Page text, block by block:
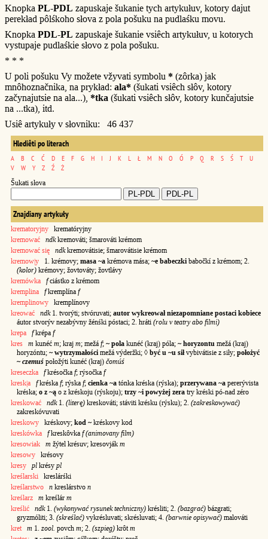
Knopka PL-PDL zapuskaje šukanie tych artykułuv, kotory dajut
perekład pôlśkoho słova z pola pošuku na pudlaśku movu.
Knopka PDL-PL zapuskaje šukanie vsiêch artykułuv, u kotorych
vystupaje pudlaśkie słovo z pola pošuku.
* * *
U poli pošuku Vy možete vžyvati symbolu * (zôrka) jak
mnôhoznačnika, na prykład: ala* (šukati vsiêch słôv, kotory
začynajutsie na ala...), *tka (šukati vsiêch słôv, kotory kunčajutsie
na ...tka), itd.
Usiê artykuły v słovniku: 46 437
Hlediêti po literach
A B C Ć D E F G H I J K L Ł M N O Ó P Q R S Ś T
U
V
W Y Z Ź Ż
Šukati słova
Znajdiany artykuły
krematoryjny krematóryjny
kremować
ndkkremováti; šmarováti krémom
kremować się
ndkkremovátisie; šmarovátisie krémom
kremow|y 1. krémovy; masa ~a krémova mása; ~e babeczki babočkí z krémom; 2.
(kolor) krémovy; žovtováty; žovtlávy
kremówka
fciástko z krémom
kremplina
fkremplína f
kremplinowy kremplínovy
kreować
ndk1. tvorýti; stvóruvati; autor wykreował niezapomniane postaci kobiece
áutor stvorýv nezabývny žénśki póstaci; 2. hráti (rolu v teatry abo filmi)
krepa
fkrépa f
kres
m kunéć m; kraj m; mežá f; ~ pola kunéć (kraj) póla; ~ horyzontu mežá (kraj)
horyzóntu; ~ wytrzymałości mežá výderžki; ◊ być u ~u siłvybivátisie z siły; położyć
~ czemuś połožýti kunéć (kraj) čomúś
kreseczka
fkrésočka f; rýsočka f
kresk|a
fkréska f; rýska f; cienka ~a tónka kréska (rýska); przerywana ~a pererývista
kréska; o z ~ą o z kréskoju (rýskoju); trzy ~i powyżej zera try kréski pó-nad zéro
kreskować
ndk1. (literę) kreskováti; stáviti krésku (rýsku); 2. (zakreskowywać)
zakreskóvuvati
kreskowy kréskovy; kod ~ kréskovy kod
kreskówka
fkreskôvka f (animovany film)
kresowiak
m žýtel krésuv; kresovják m
kresowy krésovy
kresy
pl krésy pl
kreślarski kreslárśki
kreślarstwo
n kreslárstvo n
kreślarz
m kreślár m
kreślić
ndk1. (wykonywać rysunek techniczny) krésliti; 2. (bazgrać) bázgrati;
gryzmóliti; 3. (skreślać) vykrésluvati; skrésluvati; 4. (barwnie opisywać) malováti
kret
m 1. zool. povch m; 2. (szpieg) krôt m